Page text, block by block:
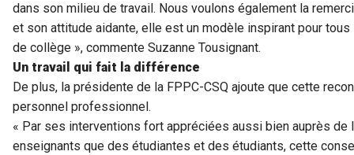
dans son milieu de travail. Nous voulons également la
et son attitude aidante, elle est un modèle inspirant pour
de collège », commente Suzanne Tousignant.
Un travail qui fait la différence
De plus, la présidente de la FPPC-CSQ ajoute que cette
personnel professionnel.
« Par ses interventions fort appréciées aussi bien auprès
enseignants que des étudiantes et des étudiants, cette